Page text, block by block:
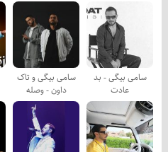
سامی بیگی - بد
عادت
سامی بیگی و تاک
داون - وصله